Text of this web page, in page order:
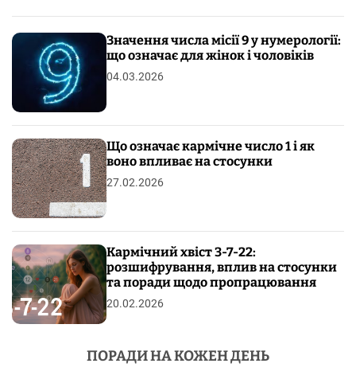
Значення числа місії 9 у нумерології:
що означає для жінок і чоловіків
04.03.2026
Що означає кармічне число 1 і як
воно впливає на стосунки
27.02.2026
Кармічний хвіст 3-7-22:
розшифрування, вплив на стосунки
та поради щодо пропрацювання
20.02.2026
ПОРАДИ НА КОЖЕН ДЕНЬ